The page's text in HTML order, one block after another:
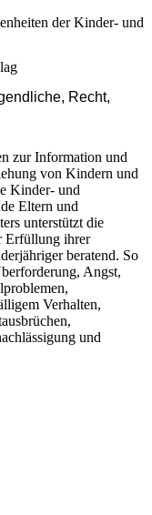
der Kinder- und
Recht,
zur Information und
von Kindern und
Kinder- und
Eltern und
unterstützt die
Erfüllung ihrer
beratend. So
Angst,
Verhalten,
und